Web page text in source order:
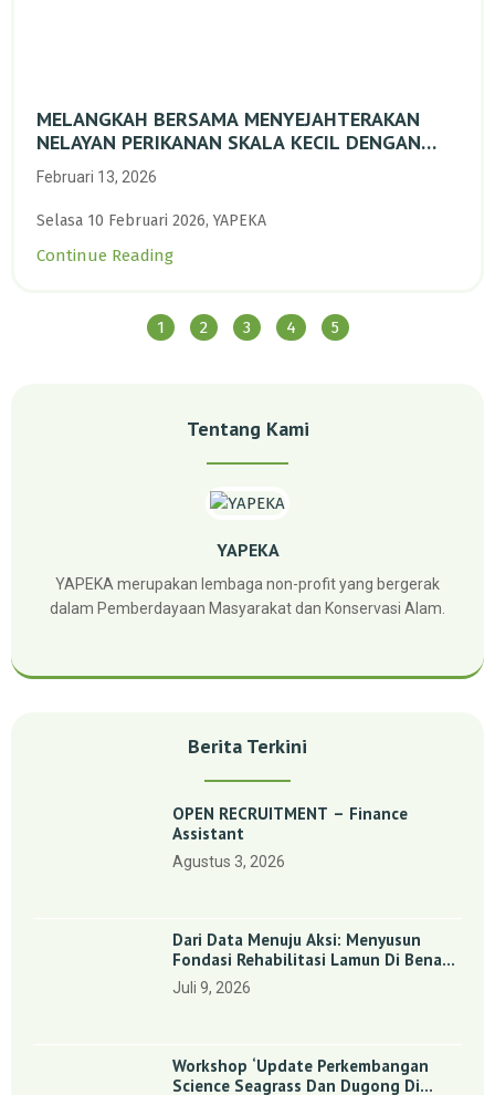
MELANGKAH BERSAMA MENYEJAHTERAKAN
NELAYAN PERIKANAN SKALA KECIL DENGAN
TRANSISI BERKELANJUTAN BERBASIS ALAM
Februari 13, 2026
Selasa 10 Februari 2026, YAPEKA
Continue Reading
1 2 3 4 5
Tentang Kami
YAPEKA
YAPEKA merupakan lembaga non-profit yang bergerak
dalam Pemberdayaan Masyarakat dan Konservasi Alam.
Berita Terkini
OPEN RECRUITMENT – Finance
Assistant
Agustus 3, 2026
Dari Data Menuju Aksi: Menyusun
Fondasi Rehabilitasi Lamun Di Benan
Dan Sebong Lagoi, Kepulauan Riau
Juli 9, 2026
Workshop ‘Update Perkembangan
Science Seagrass Dan Dugong Di